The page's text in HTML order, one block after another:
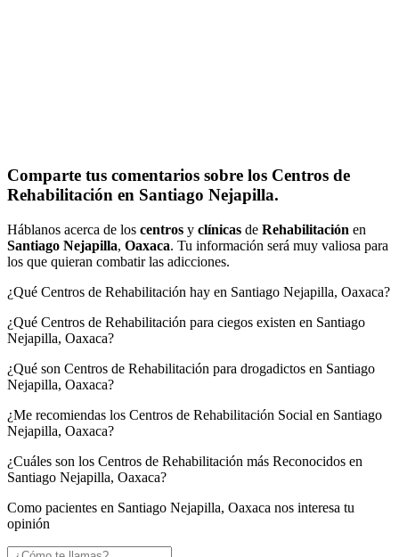
Comparte tus comentarios sobre los Centros de
Rehabilitación en Santiago Nejapilla.
Háblanos acerca de los centros y clínicas de Rehabilitación en
Santiago Nejapilla, Oaxaca. Tu información será muy valiosa para
los que quieran combatir las adicciones.
¿Qué Centros de Rehabilitación hay en Santiago Nejapilla, Oaxaca?
¿Qué Centros de Rehabilitación para ciegos existen en Santiago
Nejapilla, Oaxaca?
¿Qué son Centros de Rehabilitación para drogadictos en Santiago
Nejapilla, Oaxaca?
¿Me recomiendas los Centros de Rehabilitación Social en Santiago
Nejapilla, Oaxaca?
¿Cuáles son los Centros de Rehabilitación más Reconocidos en
Santiago Nejapilla, Oaxaca?
Como pacientes en Santiago Nejapilla, Oaxaca nos interesa tu
opinión